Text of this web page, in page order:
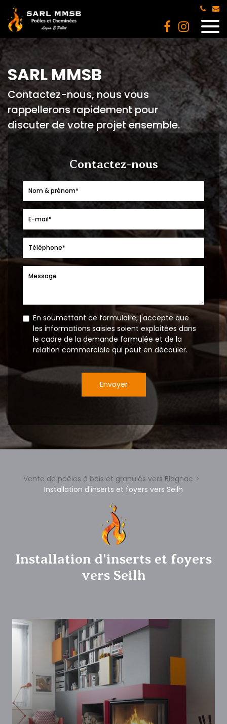
SARL MMSB
Contactez-nous, nous vous
rappellerons rapidement pour
discuter de votre projet ensemble.
Contactez-nous
En soumettant ce formulaire, j'accepte que
les informations saisies soient exploitées dans
le cadre de la demande formulée et de la
relation commerciale qui peut en découler.
Envoyer
Vente de poêles à bois et granulés vers Blagnac
Installation d'inserts et foyers vers Seilh
Installation d'inserts et foyers
vers Seilh
Panneau de gestion des cookies